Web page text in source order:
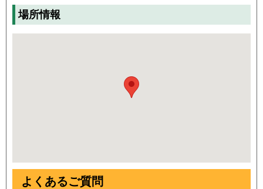
場所情報
よくあるご質問